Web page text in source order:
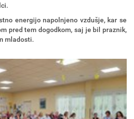
energijo napolnjeno vzdušje, kar se
pred tem dogodkom, saj je bil praznik,
mladosti.